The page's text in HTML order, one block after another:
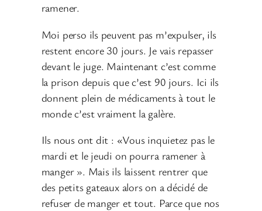
ramener.
Moi perso ils peuvent pas m’expulser, ils
restent encore 30 jours. Je vais repasser
devant le juge. Maintenant c’est comme
la prison depuis que c’est 90 jours. Ici ils
donnent plein de médicaments à tout le
monde c’est vraiment la galère.
Ils nous ont dit : «Vous inquietez pas le
mardi et le jeudi on pourra ramener à
manger ». Mais ils laissent rentrer que
des petits gateaux alors on a décidé de
refuser de manger et tout. Parce que nos